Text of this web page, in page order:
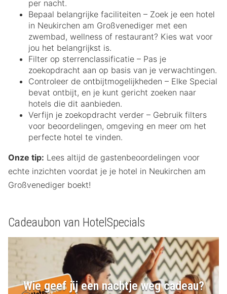
per nacht.
Bepaal belangrijke faciliteiten – Zoek je een hotel
in Neukirchen am Großvenediger met een
zwembad, wellness of restaurant? Kies wat voor
jou het belangrijkst is.
Filter op sterrenclassificatie – Pas je
zoekopdracht aan op basis van je verwachtingen.
Controleer de ontbijtmogelijkheden – Elke Special
bevat ontbijt, en je kunt gericht zoeken naar
hotels die dit aanbieden.
Verfijn je zoekopdracht verder – Gebruik filters
voor beoordelingen, omgeving en meer om het
perfecte hotel te vinden.
Onze tip: Lees altijd de gastenbeoordelingen voor
echte inzichten voordat je je hotel in Neukirchen am
Großvenediger boekt!
Cadeaubon van HotelSpecials
Wie geef jij een nachtje weg cadeau?